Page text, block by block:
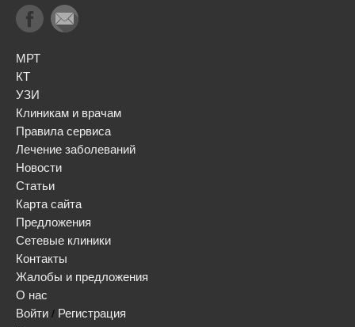
МРТ
КТ
УЗИ
Клиникам и врачам
Правила сервиса
Лечение заболеваний
Новости
Статьи
Карта сайта
Предложения
Сетевые клиники
Контакты
Жалобы и предложения
О нас
Войти / Регистрация